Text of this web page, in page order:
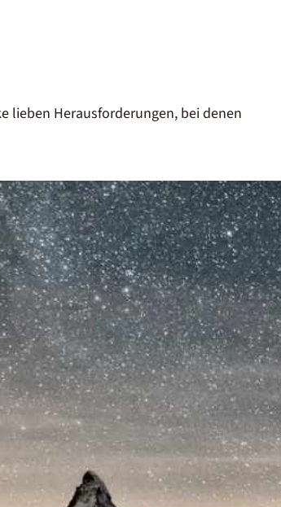
lieben Herausforderungen, bei denen